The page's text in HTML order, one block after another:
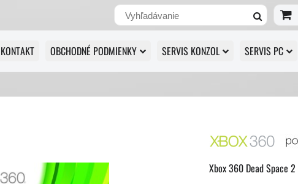
KONTAKT OBCHODNÉ PODMIENKY SERVIS KONZOL SERVIS PC
Xbox 360 Dead Space 2